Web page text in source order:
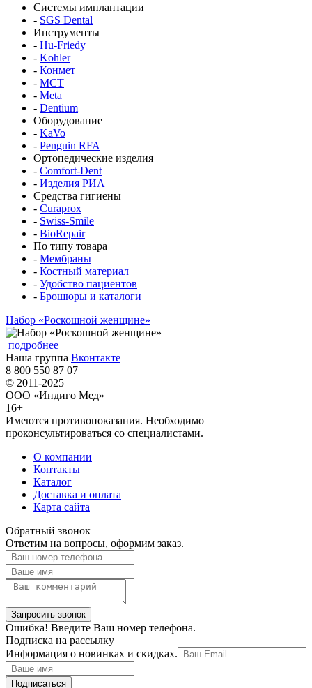
Системы имплантации
- SGS Dental
Инструменты
- Hu-Friedy
- Kohler
- Конмет
- MCT
- Meta
- Dentium
Оборудование
- KaVo
- Penguin RFA
Ортопедические изделия
- Comfort-Dent
- Изделия РИА
Средства гигиены
- Curaprox
- Swiss-Smile
- BioRepair
По типу товара
- Мембраны
- Костный материал
- Удобство пациентов
- Брошюры и каталоги
Набор «Роскошной женщине»
подробнее
Наша группа Вконтакте
8 800 550 87 07
© 2011-2025
ООО «Индиго Мед»
16+
Имеются противопоказания. Необходимо
проконсультироваться со специалистами.
О компании
Контакты
Каталог
Доставка и оплата
Карта сайта
Обратный звонок
Ответим на вопросы, оформим заказ.
Ошибка! Введите Ваш номер телефона.
Подписка на рассылку
Информация о новинках и скидках.